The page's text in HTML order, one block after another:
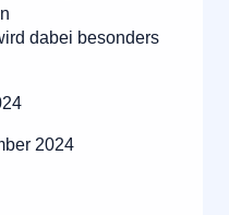
dabei besonders
2024